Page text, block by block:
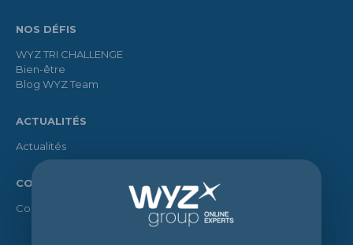
NOS DÉFIS
WYZ TRI CHALLENGE
Bien-être
Blog WYZ Team
ACTUALITÉS
Actualités
CONTACT
Contact